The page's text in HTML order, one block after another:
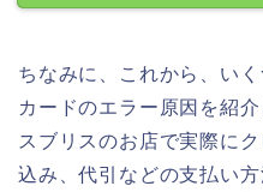
ちなみに、これから、い
カードのエラー原因を紹
スブリスのお店で実際に
込み、代引などの支払い